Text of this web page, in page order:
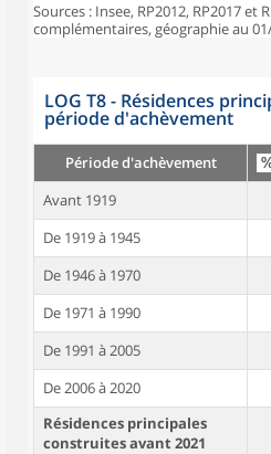
Sources : Insee, RP2012, RP2017 et
complémentaires, géographie au
LOG T8 - Résidences
période d'achèvement
Période d'achèvement
Avant 1919
De 1919 à 1945
De 1946 à 1970
De 1971 à 1990
De 1991 à 2005
De 2006 à 2020
Résidences principales
construites avant 2021